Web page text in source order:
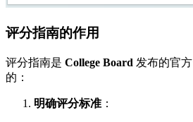
评分指南的作用
评分指南是 College Board 发布的官
的：
明确评分标准 ：